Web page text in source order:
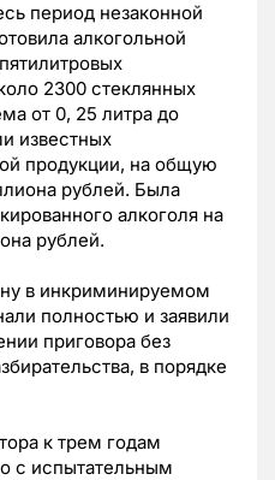
период незаконной
алкогольной
2300 стеклянных
от 0, 25 литра до
известных
продукции, на общую
рублей. Была
алкоголя на
рублей.
в инкриминируемом
полностью и заявили
приговора без
в порядке
к трем годам
с испытательным